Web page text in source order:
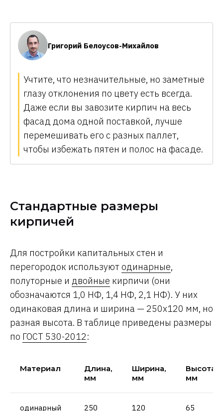
Григорий Белоусов-Михайлов
Учтите, что незначительные, но заметные
глазу отклонения по цвету есть всегда.
Даже если вы завозите кирпич на весь
фасад дома одной поставкой, лучше
перемешивать его с разных паллет,
чтобы избежать пятен и полос на фасаде.
Стандартные размеры
кирпичей
Для постройки капитальных стен и
перегородок используютодинарные,
полуторные и двойные кирпичи (они
обозначаются 1,0 НФ, 1,4 НФ, 2,1 НФ). У них
одинаковая длина и ширина — 250х120 мм, но
разная высота. В таблице приведены размеры
по ГОСТ 530-2012:
Материал
Длина,
мм
Ширина,
мм
Высота,
мм
одинарный
250 120 65